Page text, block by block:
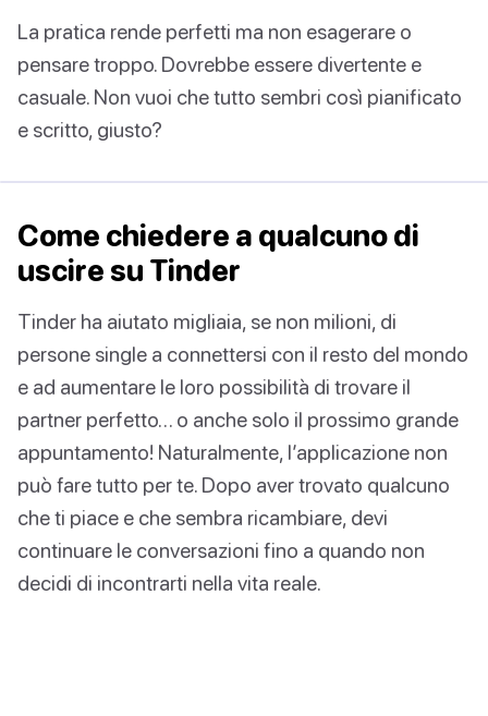
La pratica rende perfetti ma non esagerare o
pensare troppo. Dovrebbe essere divertente e
casuale. Non vuoi che tutto sembri così pianificato
e scritto, giusto?
Come chiedere a qualcuno di
uscire su Tinder
Tinder ha aiutato migliaia, se non milioni, di
persone single a connettersi con il resto del mondo
e ad aumentare le loro possibilità di trovare il
partner perfetto… o anche solo il prossimo grande
appuntamento! Naturalmente, l’applicazione non
può fare tutto per te. Dopo aver trovato qualcuno
che ti piace e che sembra ricambiare, devi
continuare le conversazioni fino a quando non
decidi di incontrarti nella vita reale.